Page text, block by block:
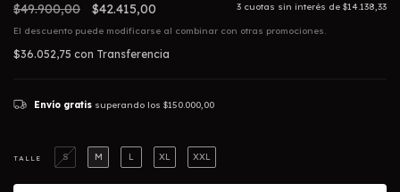
$49.900,00 $42.415,00 3 cuotas sin interés de $14.138,33
El descuento puede modificarse al combinar con otras promociones.
$36.052,75 con Transferencia
Envío gratis superando los $150.000,00
TALLE S M L XL XXL